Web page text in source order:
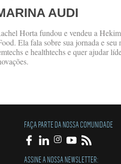
AUDI
Horta fundou e vendeu a
Ela fala sobre sua jornada e
e healthtechs e quer ajudar
FAÇA PARTE DA NOSSA COMUNIDADE
ASSINE A NOSSA NEWSLETTER: